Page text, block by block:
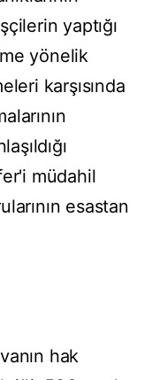
yaptığı
yönelik
karşısında
müdahil
esastan
hak